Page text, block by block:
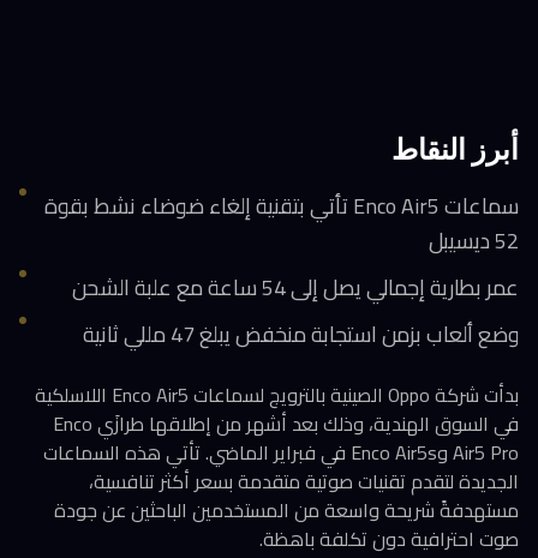
أبرز النقاط
سماعات Enco Air5 تأتي بتقنية إلغاء ضوضاء نشط بقوة
52 ديسيبل
عمر بطارية إجمالي يصل إلى 54 ساعة مع علبة الشحن
وضع ألعاب بزمن استجابة منخفض يبلغ 47 مللي ثانية
بدأت شركة Oppo الصينية بالترويج لسماعات Enco Air5 اللاسلكية
في السوق الهندية، وذلك بعد أشهر من إطلاقها طرازَي Enco
Air5 Pro وEnco Air5s في فبراير الماضي. تأتي هذه السماعات
الجديدة لتقدم تقنيات صوتية متقدمة بسعر أكثر تنافسية،
مستهدفةً شريحة واسعة من المستخدمين الباحثين عن جودة
صوت احترافية دون تكلفة باهظة.